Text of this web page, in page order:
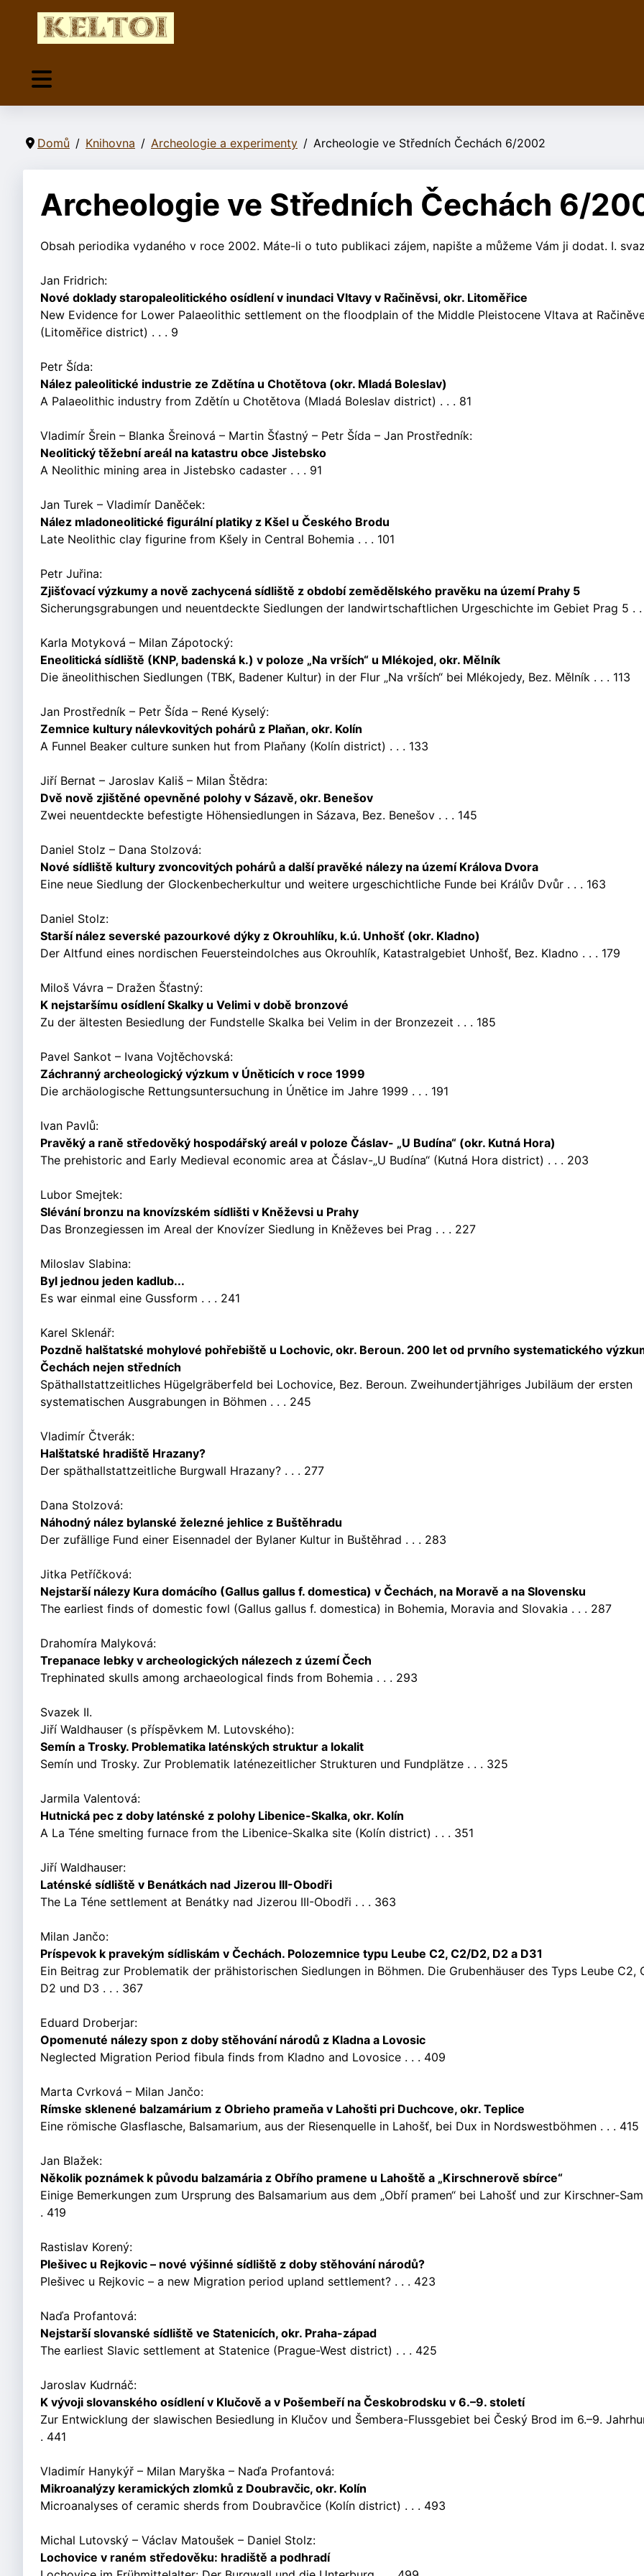
Domů Knihovna Archeologie a experimenty Archeologie ve Středních Čechách 6/2002
Archeologie ve Středních Čechách 6/
Obsah periodika vydaného v roce 2002. Máte-li o tuto publikaci zájem, napište a můžeme Vám ji dodat. I.
Jan Fridrich:
Nové doklady staropaleolitického osídlení v inundaci Vltavy v Račiněvsi, okr. Litoměřice
New Evidence for Lower Palaeolithic settlement on the floodplain of the Middle Pleistocene Vltava at
(Litoměřice district) . . . 9
Petr Šída:
Nález paleolitické industrie ze Zdětína u Chotětova (okr. Mladá Boleslav)
A Palaeolithic industry from Zdětín u Chotětova (Mladá Boleslav district) . . . 81
Vladimír Šrein – Blanka Šreinová – Martin Šťastný – Petr Šída – Jan Prostředník:
Neolitický těžební areál na katastru obce Jistebsko
A Neolithic mining area in Jistebsko cadaster . . . 91
Jan Turek – Vladimír Daněček:
Nález mladoneolitické figurální platiky z Kšel u Českého Brodu
Late Neolithic clay figurine from Kšely in Central Bohemia . . . 101
Petr Juřina:
Zjišťovací výzkumy a nově zachycená sídliště z období zemědělského pravěku na území Prahy 5
Sicherungsgrabungen und neuentdeckte Siedlungen der landwirtschaftlichen Urgeschichte im Gebiet Prag 5 . .
Karla Motyková – Milan Zápotocký:
Eneolitická sídliště (KNP, badenská k.) v poloze „Na vrších“ u Mlékojed, okr. Mělník
Die äneolithischen Siedlungen (TBK, Badener Kultur) in der Flur „Na vrších“ bei Mlékojedy, Bez. Mělník . . . 113
Jan Prostředník – Petr Šída – René Kyselý:
Zemnice kultury nálevkovitých pohárů z Plaňan, okr. Kolín
A Funnel Beaker culture sunken hut from Plaňany (Kolín district) . . . 133
Jiří Bernat – Jaroslav Kališ – Milan Štědra:
Dvě nově zjištěné opevněné polohy v Sázavě, okr. Benešov
Zwei neuentdeckte befestigte Höhensiedlungen in Sázava, Bez. Benešov . . . 145
Daniel Stolz – Dana Stolzová:
Nové sídliště kultury zvoncovitých pohárů a další pravěké nálezy na území Králova Dvora
Eine neue Siedlung der Glockenbecherkultur und weitere urgeschichtliche Funde bei Králův Dvůr . . . 163
Daniel Stolz:
Starší nález severské pazourkové dýky z Okrouhlíku, k.ú. Unhošť (okr. Kladno)
Der Altfund eines nordischen Feuersteindolches aus Okrouhlík, Katastralgebiet Unhošť, Bez. Kladno . . . 179
Miloš Vávra – Dražen Šťastný:
K nejstaršímu osídlení Skalky u Velimi v době bronzové
Zu der ältesten Besiedlung der Fundstelle Skalka bei Velim in der Bronzezeit . . . 185
Pavel Sankot – Ivana Vojtěchovská:
Záchranný archeologický výzkum v Úněticích v roce 1999
Die archäologische Rettungsuntersuchung in Únětice im Jahre 1999 . . . 191
Ivan Pavlů:
Pravěký a raně středověký hospodářský areál v poloze Čáslav- „U Budína“ (okr. Kutná Hora)
The prehistoric and Early Medieval economic area at Čáslav-„U Budína“ (Kutná Hora district) . . . 203
Lubor Smejtek:
Slévání bronzu na knovízském sídlišti v Kněževsi u Prahy
Das Bronzegiessen im Areal der Knovízer Siedlung in Kněževes bei Prag . . . 227
Miloslav Slabina:
Byl jednou jeden kadlub...
Es war einmal eine Gussform . . . 241
Karel Sklenář:
Pozdně halštatské mohylové pohřebiště u Lochovic, okr. Beroun. 200 let od prvního systematického
Čechách nejen středních
Späthallstattzeitliches Hügelgräberfeld bei Lochovice, Bez. Beroun. Zweihundertjähriges Jubiläum der ersten
systematischen Ausgrabungen in Böhmen . . . 245
Vladimír Čtverák:
Halštatské hradiště Hrazany?
Der späthallstattzeitliche Burgwall Hrazany? . . . 277
Dana Stolzová:
Náhodný nález bylanské železné jehlice z Buštěhradu
Der zufällige Fund einer Eisennadel der Bylaner Kultur in Buštěhrad . . . 283
Jitka Petříčková:
Nejstarší nálezy Kura domácího (Gallus gallus f. domestica) v Čechách, na Moravě a na Slovensku
The earliest finds of domestic fowl (Gallus gallus f. domestica) in Bohemia, Moravia and Slovakia . . . 287
Drahomíra Malyková:
Trepanace lebky v archeologických nálezech z území Čech
Trephinated skulls among archaeological finds from Bohemia . . . 293
Svazek II.
Jiří Waldhauser (s příspěvkem M. Lutovského):
Semín a Trosky. Problematika laténských struktur a lokalit
Semín und Trosky. Zur Problematik laténezeitlicher Strukturen und Fundplätze . . . 325
Jarmila Valentová:
Hutnická pec z doby laténské z polohy Libenice-Skalka, okr. Kolín
A La Téne smelting furnace from the Libenice-Skalka site (Kolín district) . . . 351
Jiří Waldhauser:
Laténské sídliště v Benátkách nad Jizerou III-Obodři
The La Téne settlement at Benátky nad Jizerou III-Obodři . . . 363
Milan Jančo:
Príspevok k pravekým sídliskám v Čechách. Polozemnice typu Leube C2, C2/D2, D2 a D31
Ein Beitrag zur Problematik der prähistorischen Siedlungen in Böhmen. Die Grubenhäuser des Typs Leube C2,
D2 und D3 . . . 367
Eduard Droberjar:
Opomenuté nálezy spon z doby stěhování národů z Kladna a Lovosic
Neglected Migration Period fibula finds from Kladno and Lovosice . . . 409
Marta Cvrková – Milan Jančo:
Rímske sklenené balzamárium z Obrieho prameňa v Lahošti pri Duchcove, okr. Teplice
Eine römische Glasflasche, Balsamarium, aus der Riesenquelle in Lahošť, bei Dux in Nordswestböhmen . . . 415
Jan Blažek:
Několik poznámek k původu balzamária z Obřího pramene u Lahoště a „Kirschnerově sbírce“
Einige Bemerkungen zum Ursprung des Balsamarium aus dem „Obří pramen“ bei Lahošť und zur Kirschner-
. 419
Rastislav Korený:
Plešivec u Rejkovic – nové výšinné sídliště z doby stěhování národů?
Plešivec u Rejkovic – a new Migration period upland settlement? . . . 423
Naďa Profantová:
Nejstarší slovanské sídliště ve Statenicích, okr. Praha-západ
The earliest Slavic settlement at Statenice (Prague-West district) . . . 425
Jaroslav Kudrnáč:
K vývoji slovanského osídlení v Klučově a v Pošembeří na Českobrodsku v 6.–9. století
Zur Entwicklung der slawischen Besiedlung in Klučov und Šembera-Flussgebiet bei Český Brod im 6.–9.
. 441
Vladimír Hanykýř – Milan Maryška – Naďa Profantová:
Mikroanalýzy keramických zlomků z Doubravčic, okr. Kolín
Microanalyses of ceramic sherds from Doubravčice (Kolín district) . . . 493
Michal Lutovský – Václav Matoušek – Daniel Stolz:
Lochovice v raném středověku: hradiště a podhradí